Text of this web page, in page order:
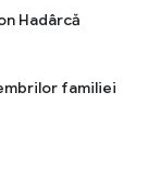
Hadârcă
familiei